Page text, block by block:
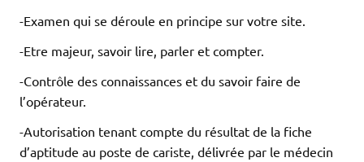
-Examen qui se déroule en principe sur votre site.
-Etre majeur, savoir lire, parler et compter.
-Contrôle des connaissances et du savoir faire de
l’opérateur.
-Autorisation tenant compte du résultat de la fiche
d’aptitude au poste de cariste, délivrée par le médecin